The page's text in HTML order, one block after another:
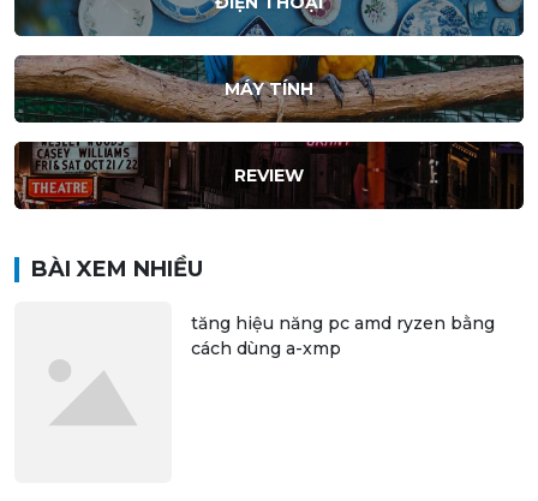
MÁY TÍNH
REVIEW
BÀI XEM NHIỀU
tăng hiệu năng pc amd ryzen bằng
cách dùng a-xmp